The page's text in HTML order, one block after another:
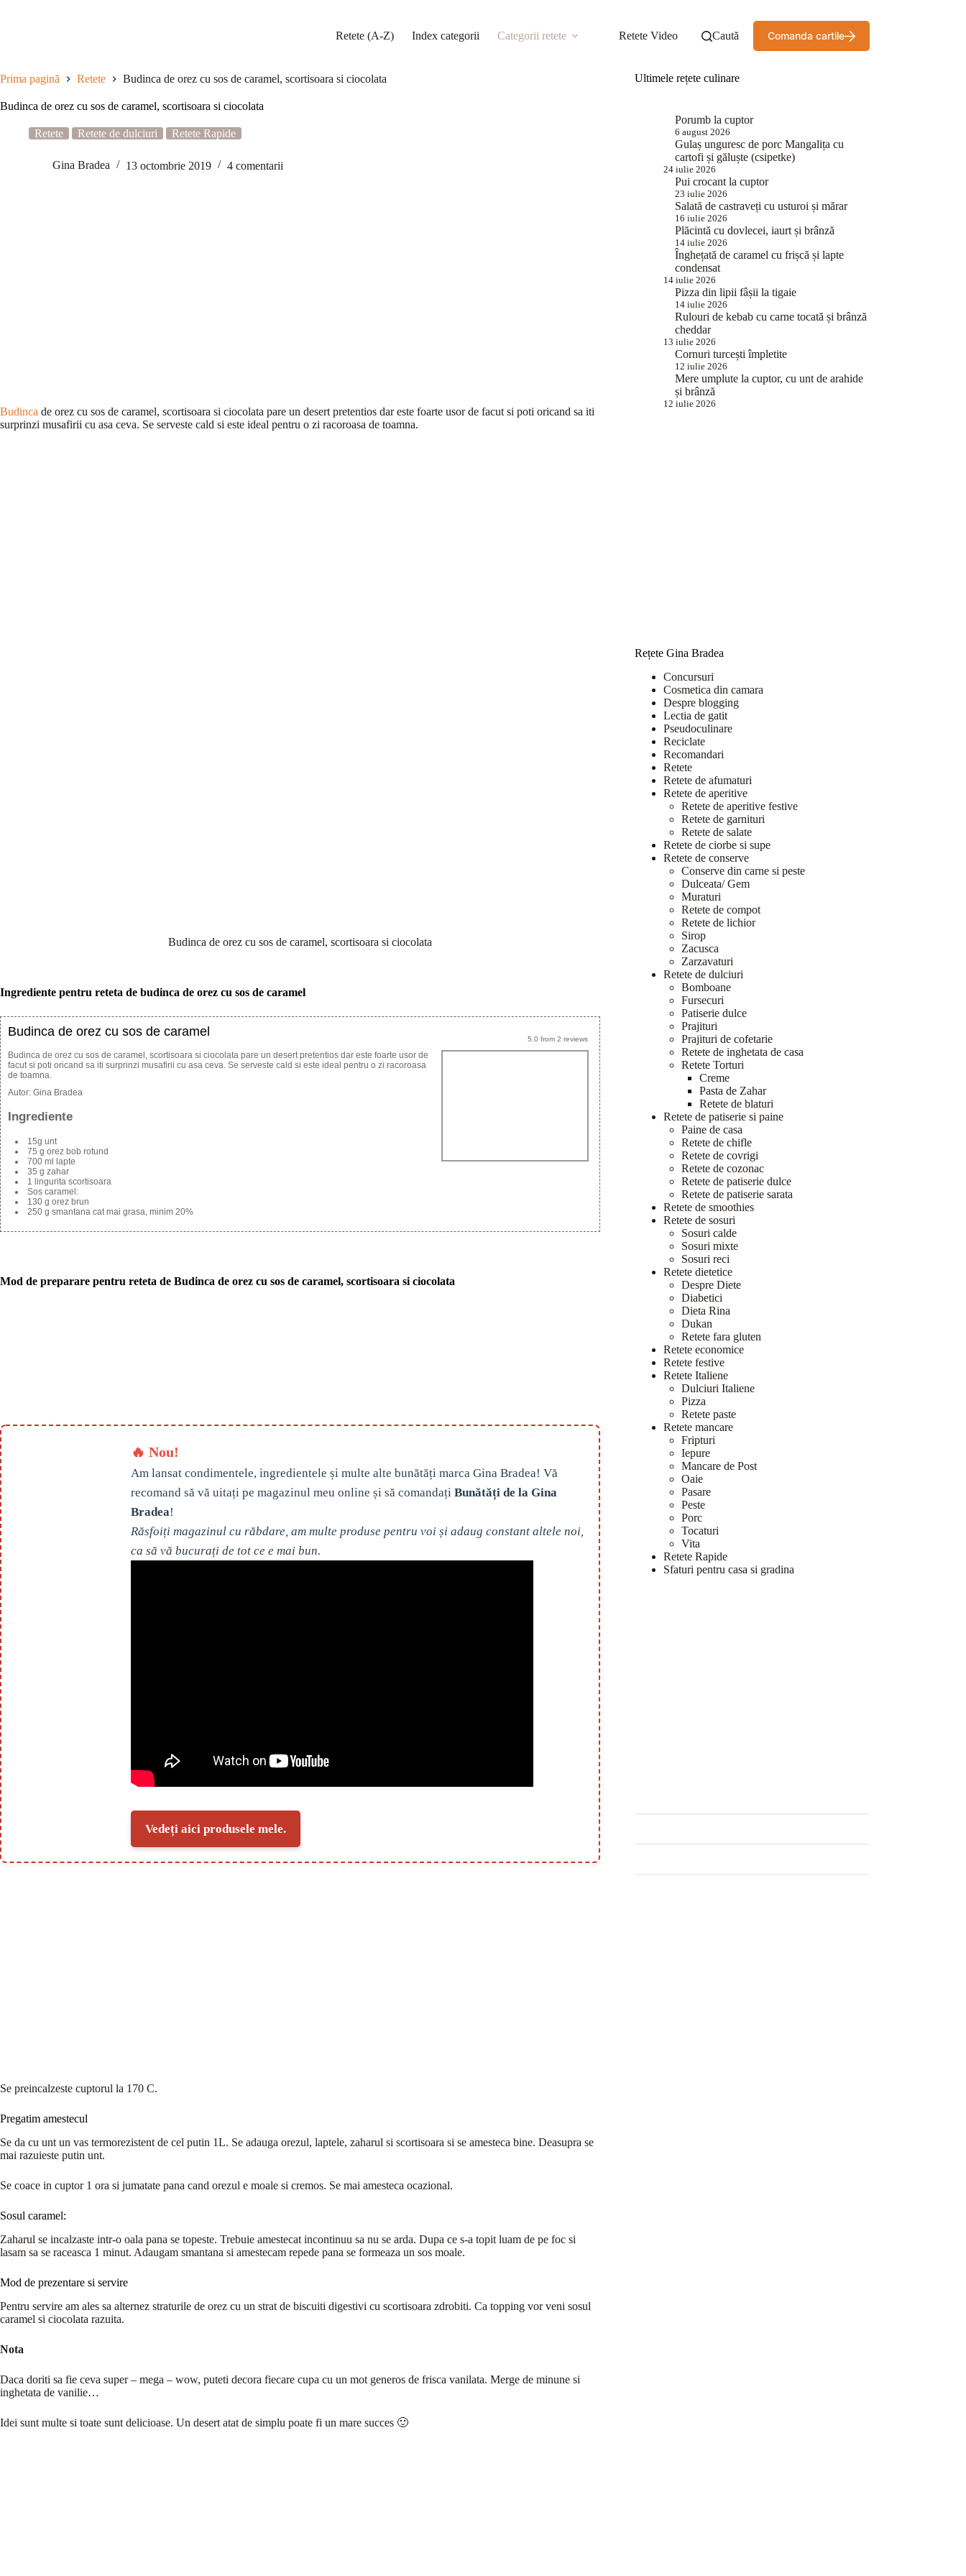
Retete (A-Z) Index categorii Categorii retete Retete Video Caută Comanda cartile
Prima pagină Retete Budinca de orez cu sos de caramel, scortisoara si ciocolata
Budinca de orez cu sos de caramel, scortisoara si ciocolata
Retete Retete de dulciuri Retete Rapide
Gina Bradea 13 octombrie 2019 4 comentarii
Budinca de orez cu sos de caramel, scortisoara si ciocolata pare un desert pretentios dar este foarte usor de facut si poti oricand sa iti
surprinzi musafirii cu asa ceva. Se serveste cald si este ideal pentru o zi racoroasa de toamna.
Budinca de orez cu sos de caramel, scortisoara si ciocolata
Ingrediente pentru reteta de budinca de orez cu sos de caramel
5.0 from2 reviews
Budinca de orez cu sos de caramel
Budinca de orez cu sos de caramel, scortisoara si ciocolata pare un desert pretentios dar este foarte usor de
facut si poti oricand sa iti surprinzi musafirii cu asa ceva. Se serveste cald si este ideal pentru o zi racoroasa
de toamna.
Autor: Gina Bradea
Ingrediente
15g unt
75 g orez bob rotund
700 ml lapte
35 g zahar
1 lingurita scortisoara
Sos caramel:
130 g orez brun
250 g smantana cat mai grasa, minim 20%
Mod de preparare pentru reteta de Budinca de orez cu sos de caramel, scortisoara si ciocolata
🔥 Nou!
Am lansat condimentele, ingredientele și multe alte bunătăți marca Gina Bradea! Vă
recomand să vă uitați pe magazinul meu online și să comandați Bunătăți de la Gina
Bradea!
Răsfoiți magazinul cu răbdare, am multe produse pentru voi și adaug constant altele noi,
ca să vă bucurați de tot ce e mai bun.
Vedeți aici produsele mele.
Se preincalzeste cuptorul la 170 C.
Pregatim amestecul
Se da cu unt un vas termorezistent de cel putin 1L. Se adauga orezul, laptele, zaharul si scortisoara si se amesteca bine. Deasupra se
mai razuieste putin unt.
Se coace in cuptor 1 ora si jumatate pana cand orezul e moale si cremos. Se mai amesteca ocazional.
Sosul caramel:
Zaharul se incalzaste intr-o oala pana se topeste. Trebuie amestecat incontinuu sa nu se arda. Dupa ce s-a topit luam de pe foc si
lasam sa se raceasca 1 minut. Adaugam smantana si amestecam repede pana se formeaza un sos moale.
Mod de prezentare si servire
Pentru servire am ales sa alternez straturile de orez cu un strat de biscuiti digestivi cu scortisoara zdrobiti. Ca topping vor veni sosul
caramel si ciocolata razuita.
Nota
Daca doriti sa fie ceva super – mega – wow, puteti decora fiecare cupa cu un mot generos de frisca vanilata. Merge de minune si
inghetata de vanilie…
Idei sunt multe si toate sunt delicioase. Un desert atat de simplu poate fi un mare succes 🙂
Ultimele rețete culinare
Porumb la cuptor
6 august 2026
Gulaș unguresc de porc Mangalița cu
cartofi și găluște (csipetke)
24 iulie 2026
Pui crocant la cuptor
23 iulie 2026
Salată de castraveți cu usturoi și mărar
16 iulie 2026
Plăcintă cu dovlecei, iaurt și brânză
14 iulie 2026
Înghețată de caramel cu frișcă și lapte
condensat
14 iulie 2026
Pizza din lipii fâșii la tigaie
14 iulie 2026
Rulouri de kebab cu carne tocată și brânză
cheddar
13 iulie 2026
Cornuri turcești împletite
12 iulie 2026
Mere umplute la cuptor, cu unt de arahide
și brânză
12 iulie 2026
Rețete Gina Bradea
Concursuri
Cosmetica din camara
Despre blogging
Lectia de gatit
Pseudoculinare
Reciclate
Recomandari
Retete
Retete de afumaturi
Retete de aperitive
Retete de aperitive festive
Retete de garnituri
Retete de salate
Retete de ciorbe si supe
Retete de conserve
Conserve din carne si peste
Dulceata/ Gem
Muraturi
Retete de compot
Retete de lichior
Sirop
Zacusca
Zarzavaturi
Retete de dulciuri
Bomboane
Fursecuri
Patiserie dulce
Prajituri
Prajituri de cofetarie
Retete de inghetata de casa
Retete Torturi
Creme
Pasta de Zahar
Retete de blaturi
Retete de patiserie si paine
Paine de casa
Retete de chifle
Retete de covrigi
Retete de cozonac
Retete de patiserie dulce
Retete de patiserie sarata
Retete de smoothies
Retete de sosuri
Sosuri calde
Sosuri mixte
Sosuri reci
Retete dietetice
Despre Diete
Diabetici
Dieta Rina
Dukan
Retete fara gluten
Retete economice
Retete festive
Retete Italiene
Dulciuri Italiene
Pizza
Retete paste
Retete mancare
Fripturi
Iepure
Mancare de Post
Oaie
Pasare
Peste
Porc
Tocaturi
Vita
Retete Rapide
Sfaturi pentru casa si gradina